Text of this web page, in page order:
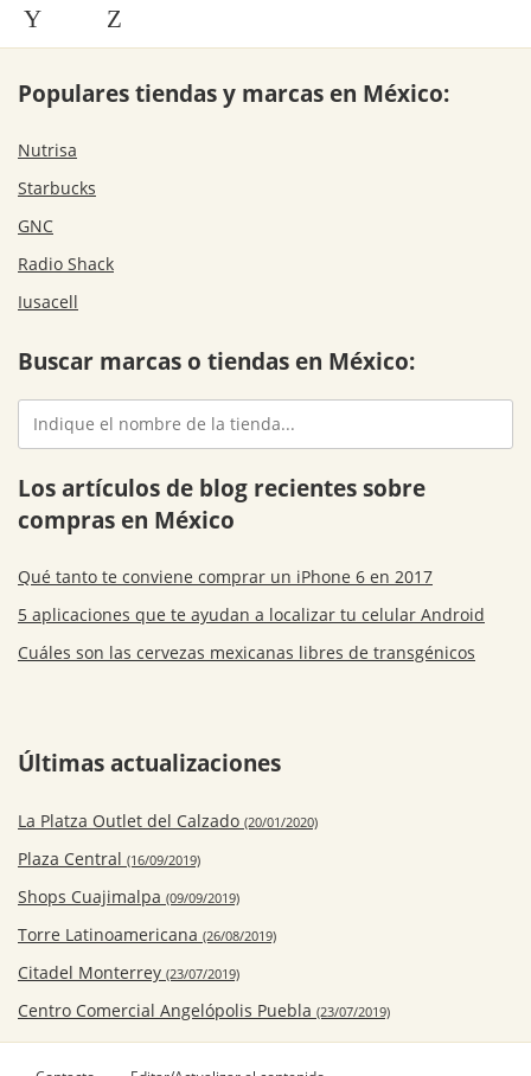
Y
Z
Populares tiendas y marcas en México:
Nutrisa
Starbucks
GNC
Radio Shack
Iusacell
Buscar marcas o tiendas en México:
Los artículos de blog recientes sobre
compras en México
Qué tanto te conviene comprar un iPhone 6 en 2017
5 aplicaciones que te ayudan a localizar tu celular Android
Cuáles son las cervezas mexicanas libres de transgénicos
Últimas actualizaciones
La Platza Outlet del Calzado (20/01/2020)
Plaza Central (16/09/2019)
Shops Cuajimalpa (09/09/2019)
Torre Latinoamericana (26/08/2019)
Citadel Monterrey (23/07/2019)
Centro Comercial Angelópolis Puebla (23/07/2019)